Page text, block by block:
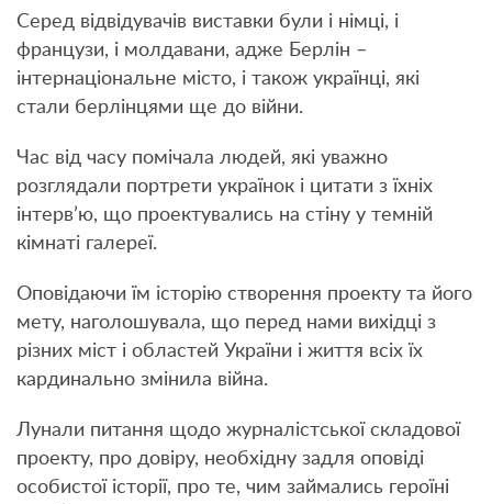
Серед відвідувачів виставки були і німці, і
французи, і молдавани, адже Берлін –
інтернаціональне місто, і також українці, які
стали берлінцями ще до війни.
Час від часу помічала людей, які уважно
розглядали портрети українок і цитати з їхніх
інтерв’ю, що проектувались на стіну у темній
кімнаті галереї.
Оповідаючи їм історію створення проекту та його
мету, наголошувала, що перед нами вихідці з
різних міст і областей України і життя всіх їх
кардинально змінила війна.
Лунали питання щодо журналістської складової
проекту, про довіру, необхідну задля оповіді
особистої історії, про те, чим займались героїні